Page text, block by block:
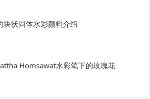
块状固体水彩颜料介绍
Homsawat水彩笔下的玫瑰花